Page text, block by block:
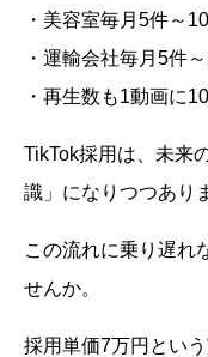
・美容室毎月5件～
・運輸会社毎月5件
・再生数も1動画に
TikTok採用は、未来
識」になりつつあり
この流れに乗り遅れ
せんか。
採用単価7万円とい